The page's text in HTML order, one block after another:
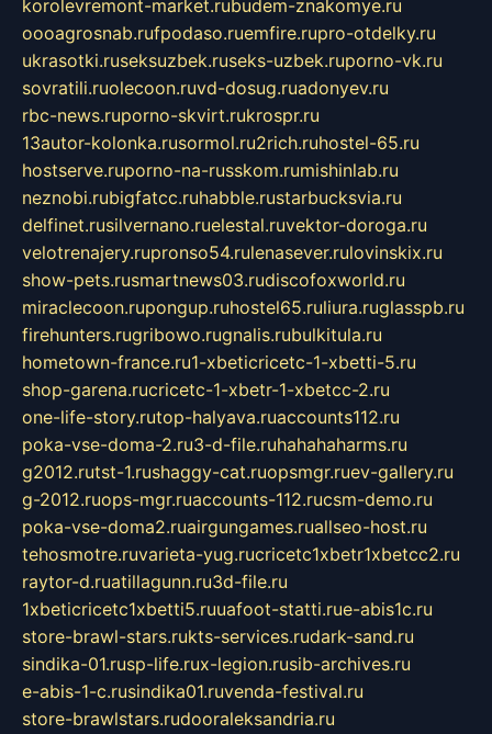
korolevremont-market.rubudem-znakomye.ru
oooagrosnab.rufpodaso.ruemfire.rupro-otdelky.ru
ukrasotki.ruseksuzbek.ruseks-uzbek.ruporno-vk.ru
sovratili.ruolecoon.ruvd-dosug.ruadonyev.ru
rbc-news.ruporno-skvirt.rukrospr.ru
13autor-kolonka.rusormol.ru2rich.ruhostel-65.ru
hostserve.ruporno-na-russkom.rumishinlab.ru
neznobi.rubigfatcc.ruhabble.rustarbucksvia.ru
delfinet.rusilvernano.ruelestal.ruvektor-doroga.ru
velotrenajery.rupronso54.rulenasever.rulovinskix.ru
show-pets.rusmartnews03.rudiscofoxworld.ru
miraclecoon.rupongup.ruhostel65.ruliura.ruglasspb.ru
firehunters.rugribowo.rugnalis.rubulkitula.ru
hometown-france.ru1-xbeticricetc-1-xbetti-5.ru
shop-garena.rucricetc-1-xbetr-1-xbetcc-2.ru
one-life-story.rutop-halyava.ruaccounts112.ru
poka-vse-doma-2.ru3-d-file.ruhahahaharms.ru
g2012.rutst-1.rushaggy-cat.ruopsmgr.ruev-gallery.ru
g-2012.ruops-mgr.ruaccounts-112.rucsm-demo.ru
poka-vse-doma2.ruairgungames.ruallseo-host.ru
tehosmotre.ruvarieta-yug.rucricetc1xbetr1xbetcc2.ru
raytor-d.ruatillagunn.ru3d-file.ru
1xbeticricetc1xbetti5.ruuafoot-statti.rue-abis1c.ru
store-brawl-stars.rukts-services.rudark-sand.ru
sindika-01.rusp-life.rux-legion.rusib-archives.ru
e-abis-1-c.rusindika01.ruvenda-festival.ru
store-brawlstars.rudooraleksandria.ru